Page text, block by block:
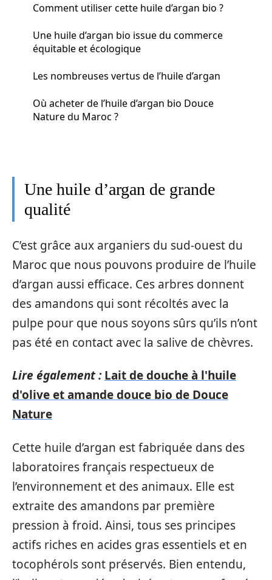
Comment utiliser cette huile d’argan bio ?
Une huile d’argan bio issue du commerce
équitable et écologique
Les nombreuses vertus de l’huile d’argan
Où acheter de l’huile d’argan bio Douce
Nature du Maroc ?
Une huile d’argan de grande
qualité
C’est grâce aux arganiers du sud-ouest du
Maroc que nous pouvons produire de l’huile
d’argan aussi efficace. Ces arbres donnent
des amandons qui sont récoltés avec la
pulpe pour que nous soyons sûrs qu’ils n’ont
pas été en contact avec la salive de chèvres.
Lire également : Lait de douche à l'huile
d'olive et amande douce bio de Douce
Nature
Cette huile d’argan est fabriquée dans des
laboratoires français respectueux de
l’environnement et des animaux. Elle est
extraite des amandons par première
pression à froid. Ainsi, tous ses principes
actifs riches en acides gras essentiels et en
tocophérols sont préservés. Bien entendu,